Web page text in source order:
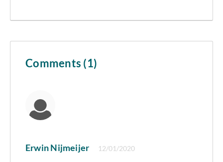
Comments (1)
Erwin Nijmeijer 12/01/2020